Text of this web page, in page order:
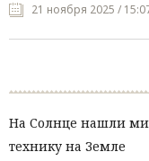
21 ноября 2025 /
На Солнце нашли
технику на Земле